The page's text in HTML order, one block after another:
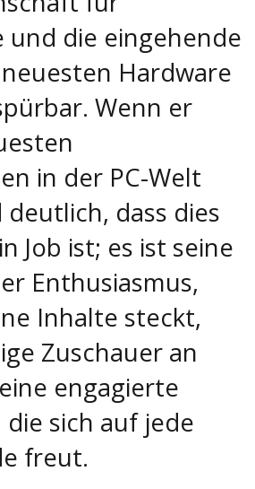
und die eingehende
Hardware
Wenn er
in der PC-Welt
dass dies
Job ist; es ist seine
Enthusiasmus,
Inhalte steckt,
Zuschauer an
engagierte
sich auf jede
freut.